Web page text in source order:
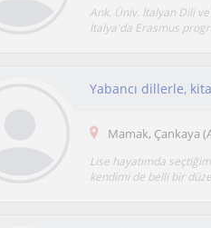
Ank. Üniv. İtalyan Dili
İtalya'da Erasmus
Yabancı dillerle,
Mamak, Çankaya
Lise hayatımda
kendimi de belli bir